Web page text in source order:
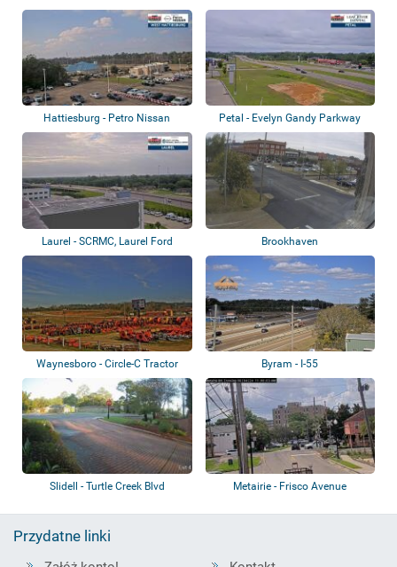
Hattiesburg - Petro Nissan Petal - Evelyn Gandy Parkway
Laurel - SCRMC, Laurel Ford Brookhaven
Waynesboro - Circle-C Tractor Byram - I-55
Slidell - Turtle Creek Blvd Metairie - Frisco Avenue
Przydatne linki